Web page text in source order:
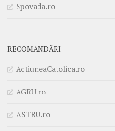
Spovada.ro
RECOMANDĂRI
ActiuneaCatolica.ro
AGRU.ro
ASTRU.ro